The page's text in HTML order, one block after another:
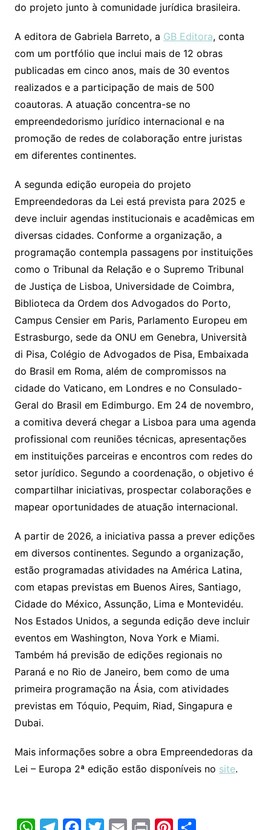
do projeto junto à comunidade jurídica brasileira.
A editora de Gabriela Barreto, a GB Editora, conta
com um portfólio que inclui mais de 12 obras
publicadas em cinco anos, mais de 30 eventos
realizados e a participação de mais de 500
coautoras. A atuação concentra-se no
empreendedorismo jurídico internacional e na
promoção de redes de colaboração entre juristas
em diferentes continentes.
A segunda edição europeia do projeto
Empreendedoras da Lei está prevista para 2025 e
deve incluir agendas institucionais e acadêmicas em
diversas cidades. Conforme a organização, a
programação contempla passagens por instituições
como o Tribunal da Relação e o Supremo Tribunal
de Justiça de Lisboa, Universidade de Coimbra,
Biblioteca da Ordem dos Advogados do Porto,
Campus Censier em Paris, Parlamento Europeu em
Estrasburgo, sede da ONU em Genebra, Università
di Pisa, Colégio de Advogados de Pisa, Embaixada
do Brasil em Roma, além de compromissos na
cidade do Vaticano, em Londres e no Consulado-
Geral do Brasil em Edimburgo. Em 24 de novembro,
a comitiva deverá chegar a Lisboa para uma agenda
profissional com reuniões técnicas, apresentações
em instituições parceiras e encontros com redes do
setor jurídico. Segundo a coordenação, o objetivo é
compartilhar iniciativas, prospectar colaborações e
mapear oportunidades de atuação internacional.
A partir de 2026, a iniciativa passa a prever edições
em diversos continentes. Segundo a organização,
estão programadas atividades na América Latina,
com etapas previstas em Buenos Aires, Santiago,
Cidade do México, Assunção, Lima e Montevidéu.
Nos Estados Unidos, a segunda edição deve incluir
eventos em Washington, Nova York e Miami.
Também há previsão de edições regionais no
Paraná e no Rio de Janeiro, bem como de uma
primeira programação na Ásia, com atividades
previstas em Tóquio, Pequim, Riad, Singapura e
Dubai.
Mais informações sobre a obra Empreendedoras da
Lei – Europa 2ª edição estão disponíveis no site.
W